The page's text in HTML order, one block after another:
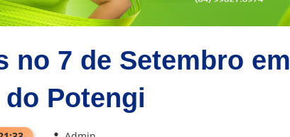
no 7 de Setembro em
Potengi